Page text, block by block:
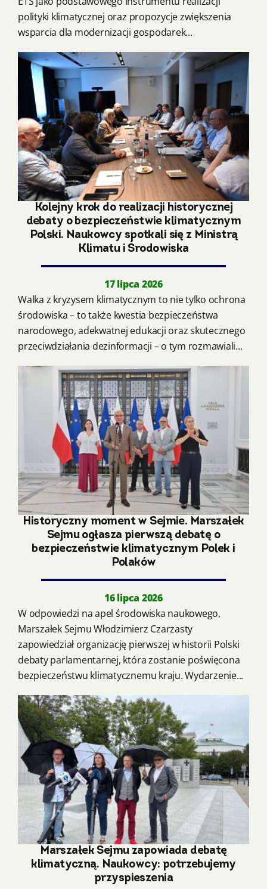
polityki klimatycznej oraz propozycje zwiększenia
wsparcia dla modernizacji gospodarek...
Kolejny krok do realizacji historycznej
debaty o bezpieczeństwie klimatycznym
Polski. Naukowcy spotkali się z Ministrą
Klimatu i Środowiska
17 lipca 2026
Walka z kryzysem klimatycznym to nie tylko ochrona
środowiska – to także kwestia bezpieczeństwa
narodowego, adekwatnej edukacji oraz skutecznego
przeciwdziałania dezinformacji – o tym rozmawiali...
Historyczny moment w Sejmie. Marszałek
Sejmu ogłasza pierwszą debatę o
bezpieczeństwie klimatycznym Polek i
Polaków
16 lipca 2026
W odpowiedzi na apel środowiska naukowego,
Marszałek Sejmu Włodzimierz Czarzasty
zapowiedział organizację pierwszej w historii Polski
debaty parlamentarnej, która zostanie poświęcona
bezpieczeństwu klimatycznemu kraju. Wydarzenie...
Marszałek Sejmu zapowiada debatę
klimatyczną. Naukowcy: potrzebujemy
przyspieszenia